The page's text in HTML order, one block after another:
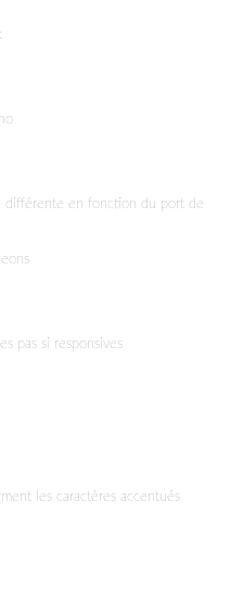
différente en fonction du port de
pas si responsives
les caractères accentués